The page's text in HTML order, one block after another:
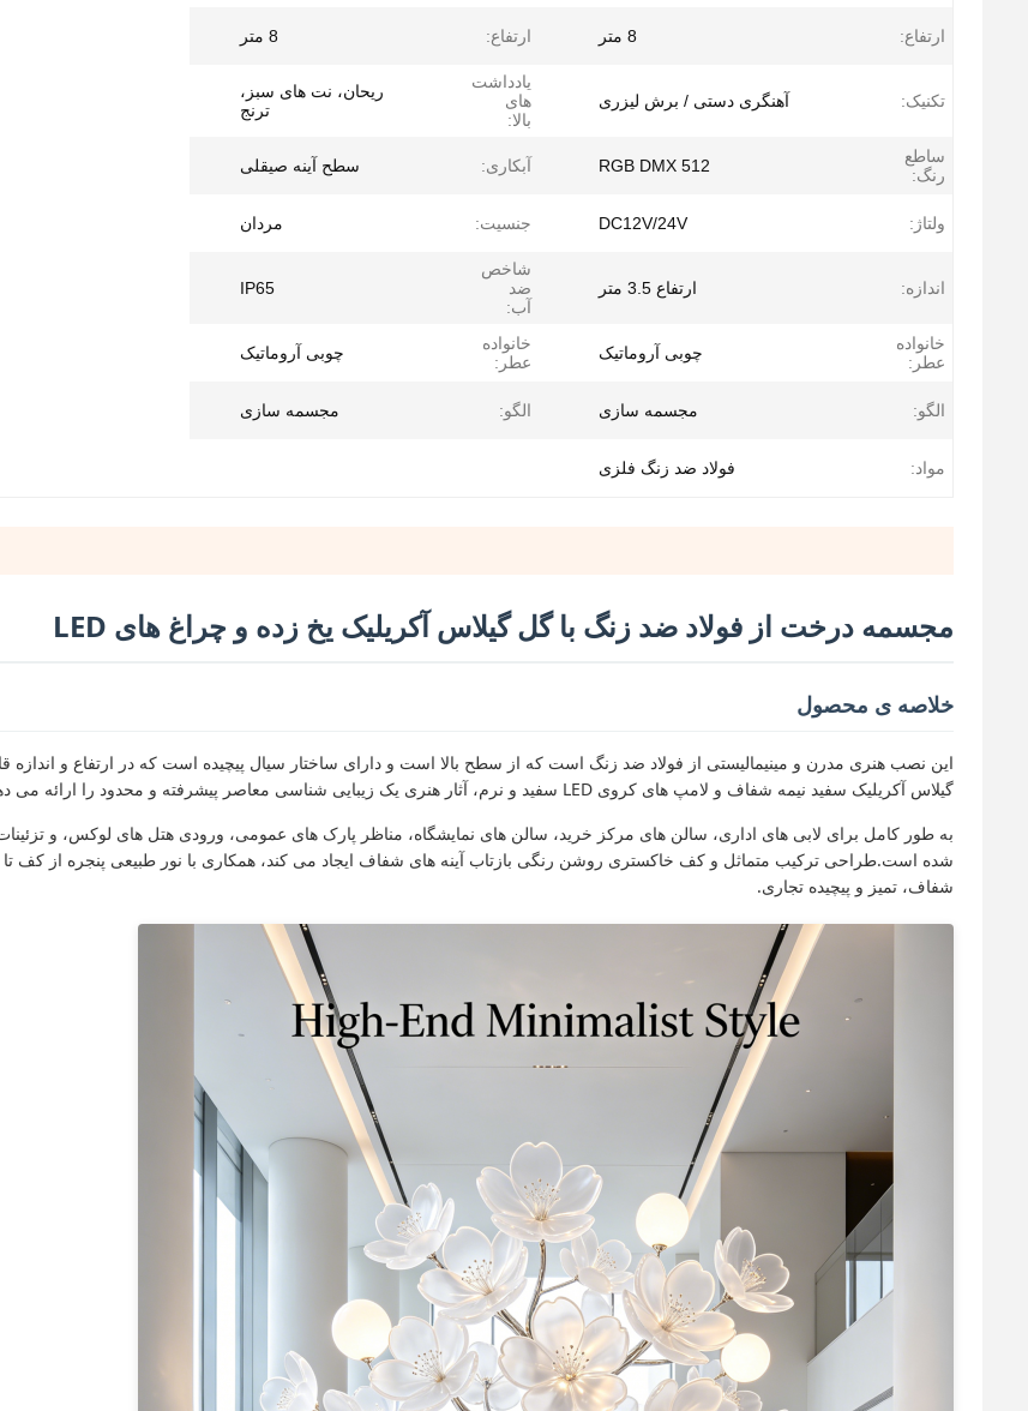
ارتفاع: 8 متر ارتفاع: 8 متر
تکنیک: آهنگری دستی / برش لیزری
یادداشت
های
بالا:
ریحان، نت های سبز،
ترنج
ساطع
رنگ:
RGB DMX 512 آبکاری: سطح آینه صیقلی
ولتاژ: DC12V/24V جنسیت: مردان
اندازه: ارتفاع 3.5 متر
شاخص
ضد
آب:
IP65
خانواده
عطر:
چوبی آروماتیک
خانواده
عطر:
چوبی آروماتیک
الگو: مجسمه سازی الگو: مجسمه سازی
مواد: فولاد ضد زنگ فلزی
مجسمه درخت از فولاد ضد زنگ با گل گیلاس آکریلیک یخ زده و چراغ های LED
خلاصه ی محصول
این نصب هنری مدرن و مینیمالیستی از فولاد ضد زنگ است که از سطح بالا است و دارای ساختار سیال پیچیده است که در ارتفاع و اندازه
گیلاس آکریلیک سفید نیمه شفاف و لامپ های کروی LED سفید و نرم، آثار هنری یک زیبایی شناسی معاصر پیشرفته و محدود را ارائه می دهند.
به طور کامل برای لابی های اداری، سالن های مرکز خرید، سالن های نمایشگاه، مناظر پارک های عمومی، ورودی هتل های لوکس، و
شده است.طراحی ترکیب متماثل و کف خاکستری روشن رنگی بازتاب آینه های شفاف ایجاد می کند، همکاری با نور طبیعی پنجره از کف
شفاف، تمیز و پیچیده تجاری.